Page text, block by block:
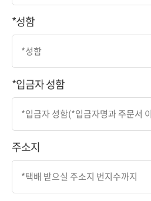
*성함
*입금자 성함
주소지